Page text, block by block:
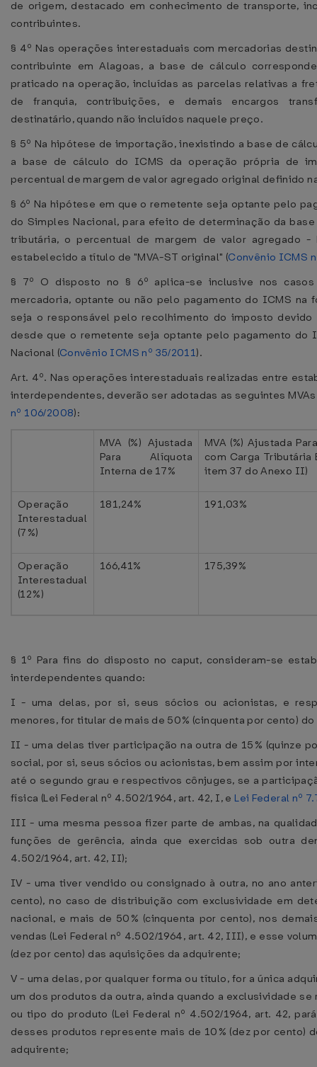
de origem, destacado em conhecimento de transporte,
contribuintes.
§ 4º Nas operações interestaduais com mercadorias
contribuinte em Alagoas, a base de cálculo
praticado na operação, incluídas as parcelas relativas a
de franquia, contribuições, e demais encargos
destinatário, quando não incluídos naquele preço.
§ 5º Na hipótese de importação, inexistindo a base de
a base de cálculo do ICMS da operação própria de
percentual de margem de valor agregado original definido
§ 6º Na hipótese em que o remetente seja optante pelo
do Simples Nacional, para efeito de determinação da
tributária, o percentual de margem de valor agregado -
estabelecido a título de "MVA-ST original" (Convênio ICMS
§ 7º O disposto no § 6º aplica-se inclusive nos
mercadoria, optante ou não pelo pagamento do ICMS na
seja o responsável pelo recolhimento do imposto
desde que o remetente seja optante pelo pagamento do
Nacional (Convênio ICMS nº 35/2011).
Art. 4º. Nas operações interestaduais realizadas entre
interdependentes, deverão ser adotadas as seguintes
nº 106/2008):
MVA (%) Ajustada
Para Alíquota
Interna de 17%
MVA (%) Ajustada
com Carga Tributária
item 37 do Anexo II)
Operação
Interestadual
(7%)
181,24% 191,03%
Operação
Interestadual
(12%)
166,41% 175,39%
§ 1º Para fins do disposto no caput, consideram-se
interdependentes quando:
I - uma delas, por si, seus sócios ou acionistas, e
menores, for titular de mais de 50% (cinquenta por cento)
II - uma delas tiver participação na outra de 15% (quinze
social, por si, seus sócios ou acionistas, bem assim por
até o segundo grau e respectivos cônjuges, se a
física (Lei Federal nº 4.502/1964, art. 42, I, e Lei Federal nº
III - uma mesma pessoa fizer parte de ambas, na
funções de gerência, ainda que exercidas sob outra
4.502/1964, art. 42, II);
IV - uma tiver vendido ou consignado à outra, no ano
cento), no caso de distribuição com exclusividade em
nacional, e mais de 50% (cinquenta por cento), nos
vendas (Lei Federal nº 4.502/1964, art. 42, III), e esse
(dez por cento) das aquisições da adquirente;
V - uma delas, por qualquer forma ou título, for a única
um dos produtos da outra, ainda quando a exclusividade se
ou tipo do produto (Lei Federal nº 4.502/1964, art. 42,
desses produtos represente mais de 10% (dez por cento)
adquirente;